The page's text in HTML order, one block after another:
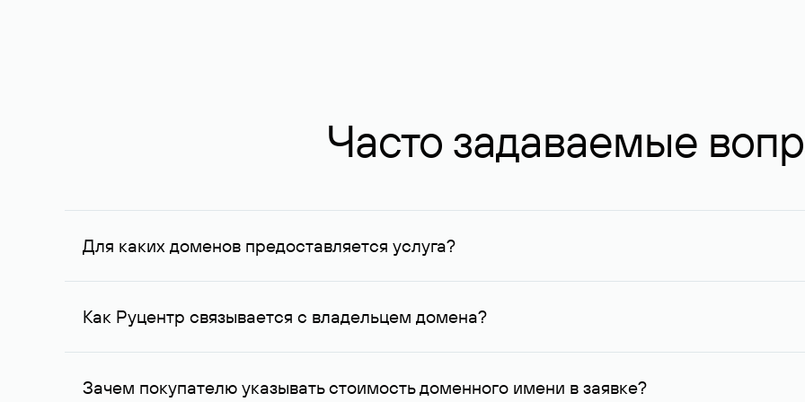
Часто задаваемые
Для каких доменов предоставляется услуга?
Услуга доступна для доменов, зарегистрированных в Руцентре и у других регистраторов. Для доменов,
Как Руцентр связывается с владельцем домена?
Для связи с владельцем домена используются его контактные данные, доступные Руцентру.
Зачем покупателю указывать стоимость доменного имени в заявке?